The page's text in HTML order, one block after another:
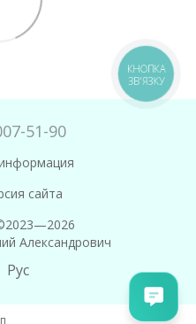
51-90
сайта
Александрович
Рус
КНОПКА
ЗВ'ЯЗКУ